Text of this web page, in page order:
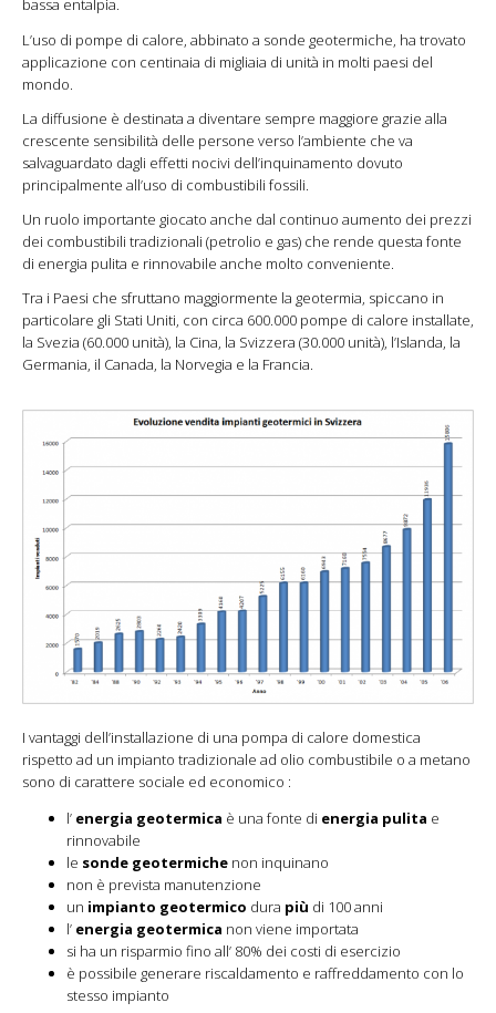
bassa entalpia.
L’uso di pompe di calore, abbinato a sonde geotermiche, ha trovato
applicazione con centinaia di migliaia di unità in molti paesi del
mondo.
La diffusione è destinata a diventare sempre maggiore grazie alla
crescente sensibilità delle persone verso l’ambiente che va
salvaguardato dagli effetti nocivi dell’inquinamento dovuto
principalmente all’uso di combustibili fossili.
Un ruolo importante giocato anche dal continuo aumento dei prezzi
dei combustibili tradizionali (petrolio e gas) che rende questa fonte
di energia pulita e rinnovabile anche molto conveniente.
Tra i Paesi che sfruttano maggiormente la geotermia, spiccano in
particolare gli Stati Uniti, con circa 600.000 pompe di calore installate,
la Svezia (60.000 unità), la Cina, la Svizzera (30.000 unità), l’Islanda, la
Germania, il Canada, la Norvegia e la Francia.
I vantaggi dell’installazione di una pompa di calore domestica
rispetto ad un impianto tradizionale ad olio combustibile o a metano
sono di carattere sociale ed economico :
l’ energia geotermica è una fonte di energia pulita e
rinnovabile
le sonde geotermiche non inquinano
non è prevista manutenzione
un impianto geotermico dura più di 100 anni
l’ energia geotermica non viene importata
si ha un risparmio fino all’ 80% dei costi di esercizio
è possibile generare riscaldamento e raffreddamento con lo
stesso impianto